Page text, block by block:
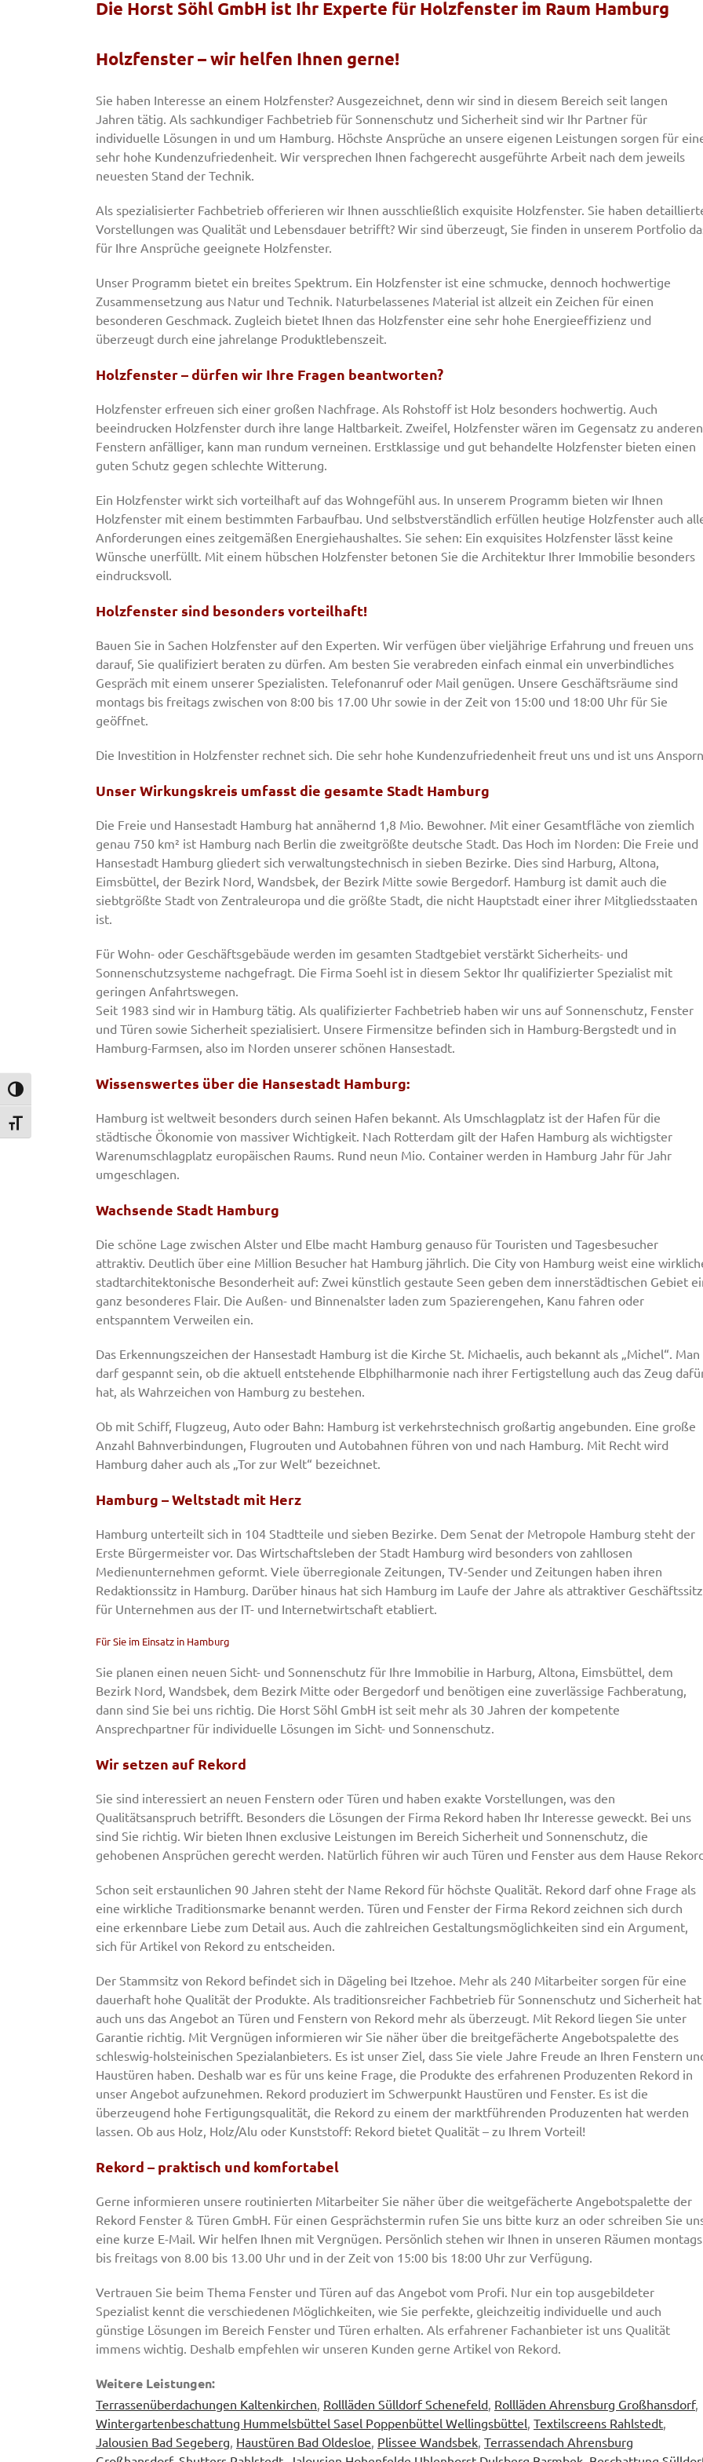
Umschalten auf hohe Kontraste
Schrift vergrößern
Die Horst Söhl GmbH ist Ihr Experte für Holzfenster im Raum Hamburg
Holzfenster – wir helfen Ihnen gerne!
Sie haben Interesse an einem Holzfenster? Ausgezeichnet, denn wir sind in diesem Bereich seit langen
Jahren tätig. Als sachkundiger Fachbetrieb für Sonnenschutz und Sicherheit sind wir Ihr Partner für
individuelle Lösungen in und um Hamburg. Höchste Ansprüche an unsere eigenen Leistungen sorgen für
sehr hohe Kundenzufriedenheit. Wir versprechen Ihnen fachgerecht ausgeführte Arbeit nach dem jeweils
neuesten Stand der Technik.
Als spezialisierter Fachbetrieb offerieren wir Ihnen ausschließlich exquisite Holzfenster. Sie haben
Vorstellungen was Qualität und Lebensdauer betrifft? Wir sind überzeugt, Sie finden in unserem Portfolio
für Ihre Ansprüche geeignete Holzfenster.
Unser Programm bietet ein breites Spektrum. Ein Holzfenster ist eine schmucke, dennoch hochwertige
Zusammensetzung aus Natur und Technik. Naturbelassenes Material ist allzeit ein Zeichen für einen
besonderen Geschmack. Zugleich bietet Ihnen das Holzfenster eine sehr hohe Energieeffizienz und
überzeugt durch eine jahrelange Produktlebenszeit.
Holzfenster – dürfen wir Ihre Fragen beantworten?
Holzfenster erfreuen sich einer großen Nachfrage. Als Rohstoff ist Holz besonders hochwertig. Auch
beeindrucken Holzfenster durch ihre lange Haltbarkeit. Zweifel, Holzfenster wären im Gegensatz zu anderen
Fenstern anfälliger, kann man rundum verneinen. Erstklassige und gut behandelte Holzfenster bieten einen
guten Schutz gegen schlechte Witterung.
Ein Holzfenster wirkt sich vorteilhaft auf das Wohngefühl aus. In unserem Programm bieten wir Ihnen
Holzfenster mit einem bestimmten Farbaufbau. Und selbstverständlich erfüllen heutige Holzfenster auch
Anforderungen eines zeitgemäßen Energiehaushaltes. Sie sehen: Ein exquisites Holzfenster lässt keine
Wünsche unerfüllt. Mit einem hübschen Holzfenster betonen Sie die Architektur Ihrer Immobilie besonders
eindrucksvoll.
Holzfenster sind besonders vorteilhaft!
Bauen Sie in Sachen Holzfenster auf den Experten. Wir verfügen über vieljährige Erfahrung und freuen uns
darauf, Sie qualifiziert beraten zu dürfen. Am besten Sie verabreden einfach einmal ein unverbindliches
Gespräch mit einem unserer Spezialisten. Telefonanruf oder Mail genügen. Unsere Geschäftsräume sind
montags bis freitags zwischen von 8:00 bis 17.00 Uhr sowie in der Zeit von 15:00 und 18:00 Uhr für Sie
geöffnet.
Die Investition in Holzfenster rechnet sich. Die sehr hohe Kundenzufriedenheit freut uns und ist uns
Unser Wirkungskreis umfasst die gesamte Stadt Hamburg
Die Freie und Hansestadt Hamburg hat annähernd 1,8 Mio. Bewohner. Mit einer Gesamtfläche von ziemlich
genau 750 km² ist Hamburg nach Berlin die zweitgrößte deutsche Stadt. Das Hoch im Norden: Die Freie und
Hansestadt Hamburg gliedert sich verwaltungstechnisch in sieben Bezirke. Dies sind Harburg, Altona,
Eimsbüttel, der Bezirk Nord, Wandsbek, der Bezirk Mitte sowie Bergedorf. Hamburg ist damit auch die
siebtgrößte Stadt von Zentraleuropa und die größte Stadt, die nicht Hauptstadt einer ihrer Mitgliedsstaaten
ist.
Für Wohn- oder Geschäftsgebäude werden im gesamten Stadtgebiet verstärkt Sicherheits- und
Sonnenschutzsysteme nachgefragt. Die Firma Soehl ist in diesem Sektor Ihr qualifizierter Spezialist mit
geringen Anfahrtswegen.
Seit 1983 sind wir in Hamburg tätig. Als qualifizierter Fachbetrieb haben wir uns auf Sonnenschutz, Fenster
und Türen sowie Sicherheit spezialisiert. Unsere Firmensitze befinden sich in Hamburg-Bergstedt und in
Hamburg-Farmsen, also im Norden unserer schönen Hansestadt.
Wissenswertes über die Hansestadt Hamburg:
Hamburg ist weltweit besonders durch seinen Hafen bekannt. Als Umschlagplatz ist der Hafen für die
städtische Ökonomie von massiver Wichtigkeit. Nach Rotterdam gilt der Hafen Hamburg als wichtigster
Warenumschlagplatz europäischen Raums. Rund neun Mio. Container werden in Hamburg Jahr für Jahr
umgeschlagen.
Wachsende Stadt Hamburg
Die schöne Lage zwischen Alster und Elbe macht Hamburg genauso für Touristen und Tagesbesucher
attraktiv. Deutlich über eine Million Besucher hat Hamburg jährlich. Die City von Hamburg weist eine
stadtarchitektonische Besonderheit auf: Zwei künstlich gestaute Seen geben dem innerstädtischen Gebiet
ganz besonderes Flair. Die Außen- und Binnenalster laden zum Spazierengehen, Kanu fahren oder
entspanntem Verweilen ein.
Das Erkennungszeichen der Hansestadt Hamburg ist die Kirche St. Michaelis, auch bekannt als „Michel“. Man
darf gespannt sein, ob die aktuell entstehende Elbphilharmonie nach ihrer Fertigstellung auch das Zeug
hat, als Wahrzeichen von Hamburg zu bestehen.
Ob mit Schiff, Flugzeug, Auto oder Bahn: Hamburg ist verkehrstechnisch großartig angebunden. Eine große
Anzahl Bahnverbindungen, Flugrouten und Autobahnen führen von und nach Hamburg. Mit Recht wird
Hamburg daher auch als „Tor zur Welt“ bezeichnet.
Hamburg – Weltstadt mit Herz
Hamburg unterteilt sich in 104 Stadtteile und sieben Bezirke. Dem Senat der Metropole Hamburg steht der
Erste Bürgermeister vor. Das Wirtschaftsleben der Stadt Hamburg wird besonders von zahllosen
Medienunternehmen geformt. Viele überregionale Zeitungen, TV-Sender und Zeitungen haben ihren
Redaktionssitz in Hamburg. Darüber hinaus hat sich Hamburg im Laufe der Jahre als attraktiver Geschäftssitz
für Unternehmen aus der IT- und Internetwirtschaft etabliert.
Für Sie im Einsatz in Hamburg
Sie planen einen neuen Sicht- und Sonnenschutz für Ihre Immobilie in Harburg, Altona, Eimsbüttel, dem
Bezirk Nord, Wandsbek, dem Bezirk Mitte oder Bergedorf und benötigen eine zuverlässige Fachberatung,
dann sind Sie bei uns richtig. Die Horst Söhl GmbH ist seit mehr als 30 Jahren der kompetente
Ansprechpartner für individuelle Lösungen im Sicht- und Sonnenschutz.
Wir setzen auf Rekord
Sie sind interessiert an neuen Fenstern oder Türen und haben exakte Vorstellungen, was den
Qualitätsanspruch betrifft. Besonders die Lösungen der Firma Rekord haben Ihr Interesse geweckt. Bei uns
sind Sie richtig. Wir bieten Ihnen exclusive Leistungen im Bereich Sicherheit und Sonnenschutz, die
gehobenen Ansprüchen gerecht werden. Natürlich führen wir auch Türen und Fenster aus dem Hause
Schon seit erstaunlichen 90 Jahren steht der Name Rekord für höchste Qualität. Rekord darf ohne Frage als
eine wirkliche Traditionsmarke benannt werden. Türen und Fenster der Firma Rekord zeichnen sich durch
eine erkennbare Liebe zum Detail aus. Auch die zahlreichen Gestaltungsmöglichkeiten sind ein Argument,
sich für Artikel von Rekord zu entscheiden.
Der Stammsitz von Rekord befindet sich in Dägeling bei Itzehoe. Mehr als 240 Mitarbeiter sorgen für eine
dauerhaft hohe Qualität der Produkte. Als traditionsreicher Fachbetrieb für Sonnenschutz und Sicherheit hat
auch uns das Angebot an Türen und Fenstern von Rekord mehr als überzeugt. Mit Rekord liegen Sie unter
Garantie richtig. Mit Vergnügen informieren wir Sie näher über die breitgefächerte Angebotspalette des
schleswig-holsteinischen Spezialanbieters. Es ist unser Ziel, dass Sie viele Jahre Freude an Ihren Fenstern
Haustüren haben. Deshalb war es für uns keine Frage, die Produkte des erfahrenen Produzenten Rekord in
unser Angebot aufzunehmen. Rekord produziert im Schwerpunkt Haustüren und Fenster. Es ist die
überzeugend hohe Fertigungsqualität, die Rekord zu einem der marktführenden Produzenten hat werden
lassen. Ob aus Holz, Holz/Alu oder Kunststoff: Rekord bietet Qualität – zu Ihrem Vorteil!
Rekord – praktisch und komfortabel
Gerne informieren unsere routinierten Mitarbeiter Sie näher über die weitgefächerte Angebotspalette der
Rekord Fenster & Türen GmbH. Für einen Gesprächstermin rufen Sie uns bitte kurz an oder schreiben Sie
eine kurze E-Mail. Wir helfen Ihnen mit Vergnügen. Persönlich stehen wir Ihnen in unseren Räumen montags
bis freitags von 8.00 bis 13.00 Uhr und in der Zeit von 15:00 bis 18:00 Uhr zur Verfügung.
Vertrauen Sie beim Thema Fenster und Türen auf das Angebot vom Profi. Nur ein top ausgebildeter
Spezialist kennt die verschiedenen Möglichkeiten, wie Sie perfekte, gleichzeitig individuelle und auch
günstige Lösungen im Bereich Fenster und Türen erhalten. Als erfahrener Fachanbieter ist uns Qualität
immens wichtig. Deshalb empfehlen wir unseren Kunden gerne Artikel von Rekord.
Weitere Leistungen:
Terrassenüberdachungen Kaltenkirchen, Rollläden Sülldorf Schenefeld, Rollläden Ahrensburg Großhansdorf,
Wintergartenbeschattung Hummelsbüttel Sasel Poppenbüttel Wellingsbüttel, Textilscreens Rahlstedt,
Jalousien Bad Segeberg, Haustüren Bad Oldesloe, Plissee Wandsbek, Terrassendach Ahrensburg